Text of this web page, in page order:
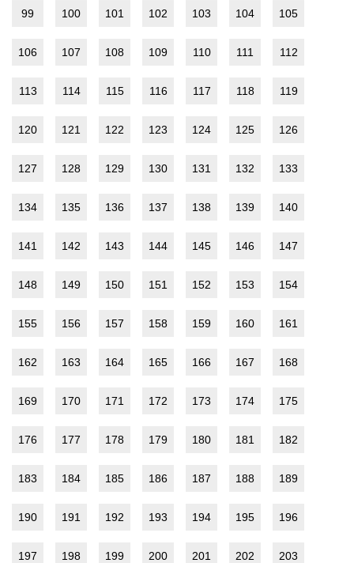
99 100 101 102 103 104 105
106 107 108 109 110 111 112
113 114 115 116 117 118 119
120 121 122 123 124 125 126
127 128 129 130 131 132 133
134 135 136 137 138 139 140
141 142 143 144 145 146 147
148 149 150 151 152 153 154
155 156 157 158 159 160 161
162 163 164 165 166 167 168
169 170 171 172 173 174 175
176 177 178 179 180 181 182
183 184 185 186 187 188 189
190 191 192 193 194 195 196
197 198 199 200 201 202 203